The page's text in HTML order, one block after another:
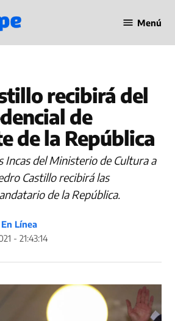
en Línea
Menú
recibirá del
de
de la República
Incas del Ministerio de Cultura a
Castillo recibirá las
de la República.
Línea
- 21:43:14